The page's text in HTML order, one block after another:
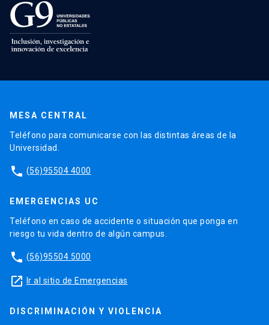
MESA CENTRAL
Teléfono para comunicarse con las distintas áreas de la
Universidad.
phone (56)95504 4000
EMERGENCIAS UC
Teléfono en caso de accidente o situación que ponga en
riesgo tu vida dentro de algún campus.
phone (56)95504 5000
launch Ir al sitio de Emergencias
DISCRIMINACIÓN Y VIOLENCIA